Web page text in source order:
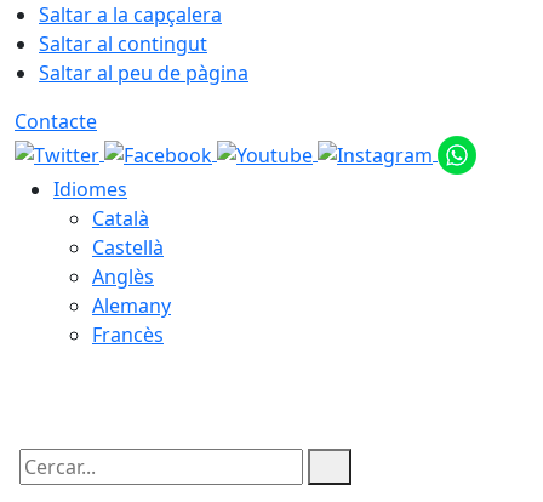
Saltar a la capçalera
Saltar al contingut
Saltar al peu de pàgina
Contacte
Idiomes
Català
Castellà
Anglès
Alemany
Francès
Cercar: